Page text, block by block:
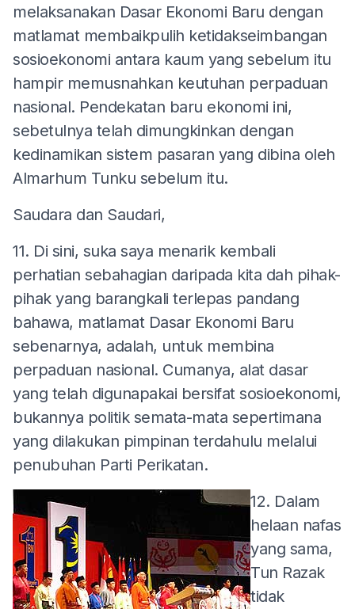
melaksanakan Dasar Ekonomi Baru dengan
matlamat membaikpulih ketidakseimbangan
sosioekonomi antara kaum yang sebelum itu
hampir memusnahkan keutuhan perpaduan
nasional. Pendekatan baru ekonomi ini,
sebetulnya telah dimungkinkan dengan
kedinamikan sistem pasaran yang dibina oleh
Almarhum Tunku sebelum itu.
Saudara dan Saudari,
11. Di sini, suka saya menarik kembali
perhatian sebahagian daripada kita dah pihak-
pihak yang barangkali terlepas pandang
bahawa, matlamat Dasar Ekonomi Baru
sebenarnya, adalah, untuk membina
perpaduan nasional. Cumanya, alat dasar
yang telah digunapakai bersifat sosioekonomi,
bukannya politik semata-mata sepertimana
yang dilakukan pimpinan terdahulu melalui
penubuhan Parti Perikatan.
12. Dalam
helaan nafas
yang sama,
Tun Razak
tidak